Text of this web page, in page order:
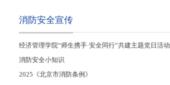
消防安全宣传
经济管理学院“师生携手·安全同行”共建主题党日活动
消防安全小知识
2025《北京市消防条例》